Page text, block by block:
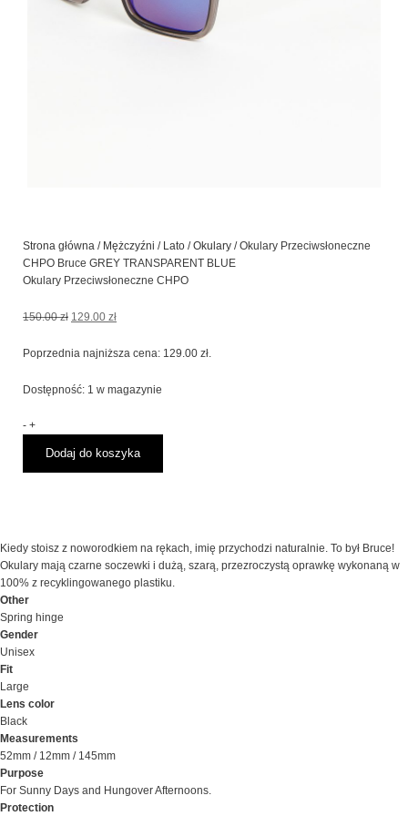
Strona główna / Mężczyźni / Lato /Okulary / Okulary Przeciwsłoneczne
CHPO Bruce GREY TRANSPARENT BLUE
Okulary Przeciwsłoneczne CHPO
150.00zł Pierwotna
wynosiła:
129.00 złAktualna
wynosi:
Poprzednia najniższa cena: 129.00 zł.
Dostępność: 1 w magazynie
-
ilość
Przeciwsłoneczne
Bruce
GREY
+
Dodaj do koszyka
Kiedy stoisz z noworodkiem na rękach, imię przychodzi naturalnie. To był Bruce!
Okulary mają czarne soczewki i dużą, szarą, przezroczystą oprawkę wykonaną w
100% z recyklingowanego plastiku.
Other
Spring hinge
Gender
Unisex
Fit
Large
Lens color
Black
Measurements
52mm / 12mm / 145mm
Purpose
For Sunny Days and Hungover Afternoons.
Protection